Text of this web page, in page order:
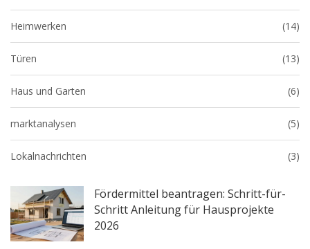
Heimwerken (14)
Türen (13)
Haus und Garten (6)
marktanalysen (5)
Lokalnachrichten (3)
Fördermittel beantragen: Schritt-für-
Schritt Anleitung für Hausprojekte
2026